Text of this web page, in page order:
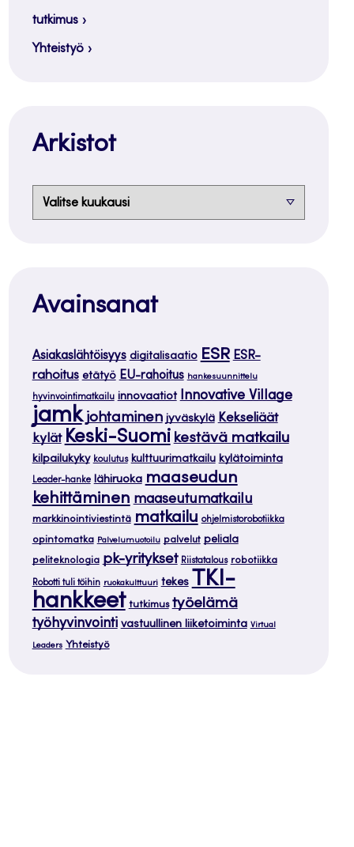
tutkimus
Yhteistyö
Arkistot
Arkistot
Avainsanat
Asiakaslähtöisyys digitalisaatio ESR ESR-
rahoitus etätyö EU-rahoitus hankesuunnittelu
hyvinvointimatkailu innovaatiot Innovative Village
jamk johtaminen jyväskylä Kekseliäät
kylät Keski-Suomi kestävä matkailu
kilpailukyky koulutus kulttuurimatkailu kylätoiminta
Leader-hanke lähiruoka maaseudun
kehittäminen maaseutumatkailu
markkinointiviestintä matkailu ohjelmistorobotiikka
opintomatka Palvelumuotoilu palvelut peliala
peliteknologia pk-yritykset Riistatalous robotiikka
Robotti tuli töihin ruokakulttuuri tekes
TKI-
hankkeet tutkimus työelämä
työhyvinvointi vastuullinen liiketoiminta Virtual
Leaders Yhteistyö